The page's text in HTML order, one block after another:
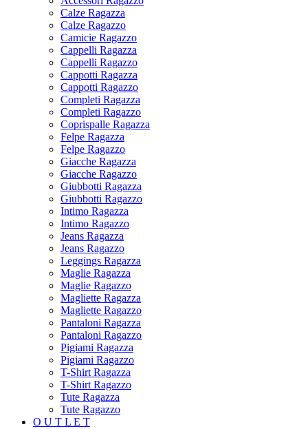
Calze Ragazza
Calze Ragazzo
Camicie Ragazzo
Cappelli Ragazza
Cappelli Ragazzo
Cappotti Ragazza
Cappotti Ragazzo
Completi Ragazza
Completi Ragazzo
Coprispalle Ragazza
Felpe Ragazza
Felpe Ragazzo
Giacche Ragazza
Giacche Ragazzo
Giubbotti Ragazza
Giubbotti Ragazzo
Intimo Ragazza
Intimo Ragazzo
Jeans Ragazza
Jeans Ragazzo
Leggings Ragazza
Maglie Ragazza
Maglie Ragazzo
Magliette Ragazza
Magliette Ragazzo
Pantaloni Ragazza
Pantaloni Ragazzo
Pigiami Ragazza
Pigiami Ragazzo
T-Shirt Ragazza
T-Shirt Ragazzo
Tute Ragazza
Tute Ragazzo
O U T L E T